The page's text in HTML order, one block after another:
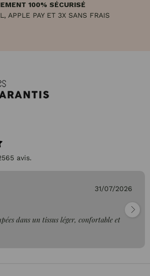
100% SÉCURISÉ
APPLE PAY ET 3X SANS FRAIS
avis.
31/07/2026
dans un tissus léger, confortable et